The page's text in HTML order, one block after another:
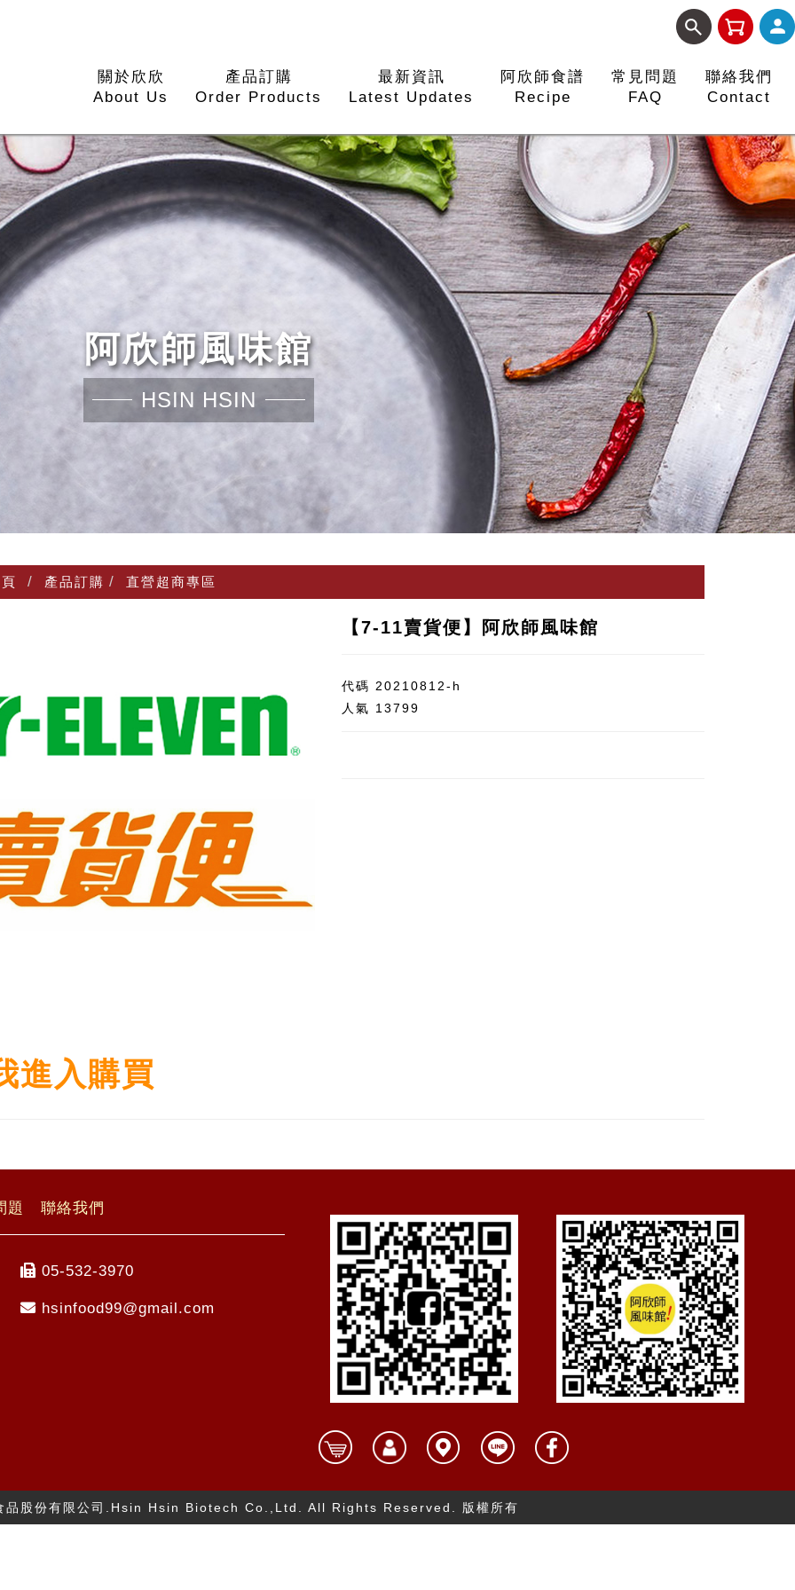
關於欣欣
About Us
產品訂購
Order Products
最新資訊
Latest Updates
阿欣師食譜
Recipe
常見問題
FAQ
聯絡我們
Contact
阿欣師風味館
HSIN HSIN
產品訂購 直營超商專區
【7-11賣貨便】阿欣師風味館
代碼 20210812-h
人氣 13799
進入購買
題 聯絡我們
05-532-3970
hsinfood99@gmail.com
股份有限公司. Hsin Hsin Biotech Co.,Ltd. All Rights Reserved. 版權所有